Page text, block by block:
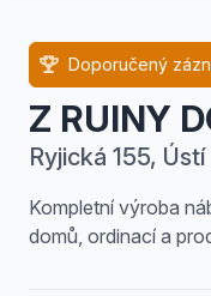
Z RUINY
Ryjická 155,
Doporučený
Kompletní výroba
domů, ordinací a